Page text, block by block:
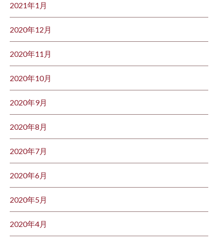
2021年1月
2020年12月
2020年11月
2020年10月
2020年9月
2020年8月
2020年7月
2020年6月
2020年5月
2020年4月